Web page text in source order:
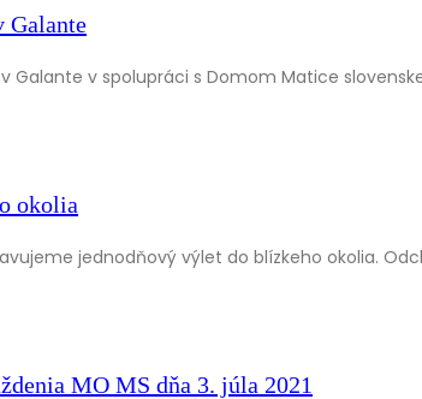
Galante
Galante v spolupráci s Domom Matice
okolia
jednodňový výlet do blízkeho okolia.
MO MS dňa 3. júla 2021